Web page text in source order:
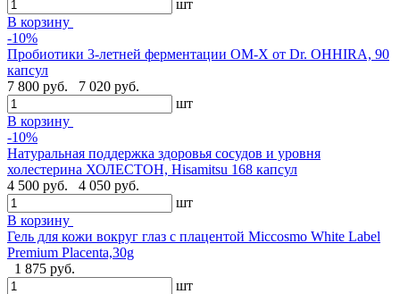
шт
В корзину
-10%
Пробиотики 3-летней ферментации OM-X от Dr. OHHIRA, 90
капсул
7 800 руб.
7 020 руб.
шт
В корзину
-10%
Натуральная поддержка здоровья сосудов и уровня
холестерина ХОЛЕСТОН, Hisamitsu 168 капсул
4 500 руб.
4 050 руб.
шт
В корзину
Гель для кожи вокруг глаз с плацентой Miccosmo White Label
Premium Placenta,30g
1 875 руб.
шт